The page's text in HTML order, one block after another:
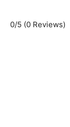
0/5 (0 Reviews)